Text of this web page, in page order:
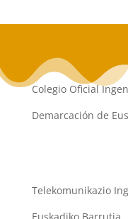
Colegio Oficial
Demarcación de
Telekomunikazio